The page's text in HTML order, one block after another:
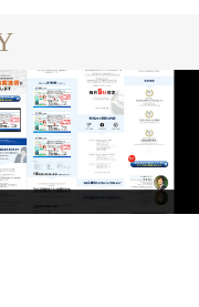
制作実績一覧